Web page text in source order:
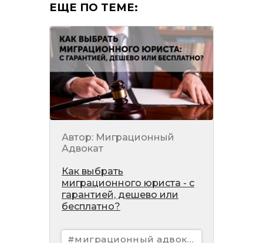
ЕЩЕ ПО ТЕМЕ:
Автор: Миграционный
Адвокат
Как выбрать
миграционного юриста - с
гарантией, дешево или
бесплатно?
#миграционный адвокат